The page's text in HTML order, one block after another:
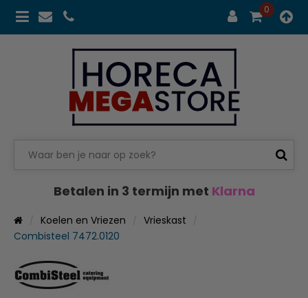
0
Betalen in 3 termijn met Klarna
Koelen en Vriezen
Vrieskast
Combisteel 7472.0120